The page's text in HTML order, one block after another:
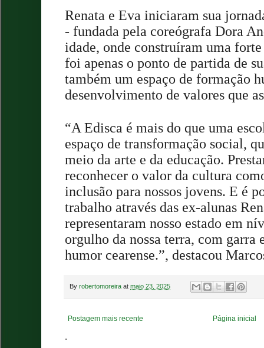
Renata e Eva iniciaram sua
- fundada pela coreógrafa Dora
idade, onde construíram uma
foi apenas o ponto de partida de
também um espaço de formação
desenvolvimento de valores que
“A Edisca é mais do que uma
espaço de transformação social,
meio da arte e da educação.
reconhecer o valor da cultura
inclusão para nossos jovens. E é
trabalho através das ex-alunas
representaram nosso estado em
orgulho da nossa terra, com
humor cearense.”, destacou
By robertomoreira at maio 23, 2025
Postagem mais recente Página inicial
.